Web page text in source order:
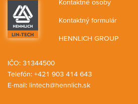
Kontaktné osoby
Kontaktný formulár
HENNLICH GROUP
IČO: 31344500
Telefón: +421 903 414 643
E-mail: lintech@hennlich.sk